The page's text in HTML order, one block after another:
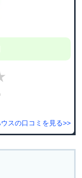
スの口コミを見る>>